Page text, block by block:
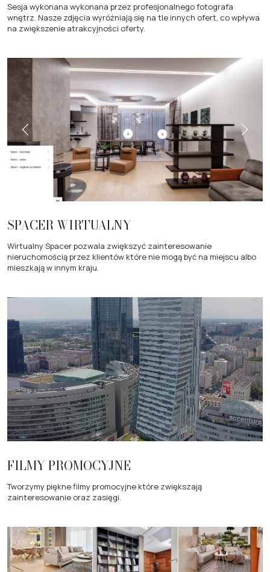
Sesja wykonana wykonana przez profesjonalnego fotografa
wnętrz. Nasze zdjęcia wyróżniają się na tle innych ofert, co wpływa
na zwiększenie atrakcyjności oferty.
SPACER WIRTUALNY
Wirtualny Spacer pozwala zwiększyć zainteresowanie
nieruchomością przez klientów które nie mogą być na miejscu albo
mieszkają w innym kraju.
FILMY PROMOCYJNE
Tworzymy piękne filmy promocyjne które zwiększają
zainteresowanie oraz zasięgi.